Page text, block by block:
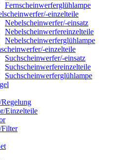
Fernscheinwerferglühlampe
einzelteile
Nebelscheinwerfer/-einsatz
Nebelscheinwerfereinzelteile
Nebelscheinwerferglühlampe
einzelteile
Suchscheinwerfer/-einsatz
Suchscheinwerfereinzelteile
Suchscheinwerferglühlampe
Einzelteile